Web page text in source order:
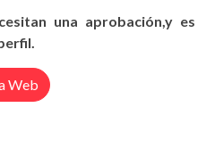
una aprobación,y es
Web